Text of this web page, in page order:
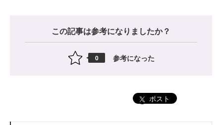
この記事は参考になりましたか？
0 参考になった
ポスト